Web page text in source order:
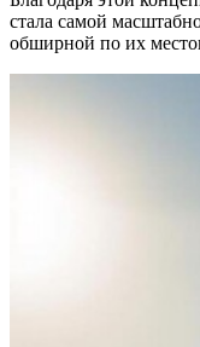
стала самой
обширной по их